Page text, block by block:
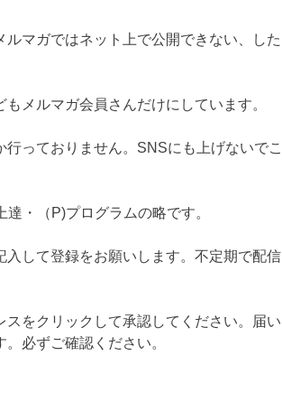
マガではネット上で公開できない、した
メルマガ会員さんだけにしています。
っておりません。SNSにも上げないでこ
・（P)プログラムの略です。
して登録をお願いします。不定期で配信
をクリックして承認してください。届い
必ずご確認ください。